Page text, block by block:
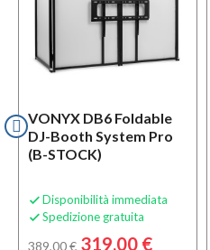
VONYX DB6 Foldable
DJ-Booth System Pro
(B-STOCK)
 Disponibilità immediata
 Spedizione gratuita
389,00 € 319,00 €